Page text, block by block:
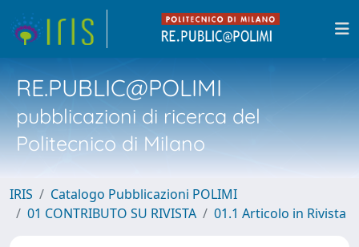
RE.PUBLIC@POLIMI
pubblicazioni di ricerca del
Politecnico di Milano
IRIS
Catalogo Pubblicazioni POLIMI
01 CONTRIBUTO SU RIVISTA
01.1 Articolo in Rivista